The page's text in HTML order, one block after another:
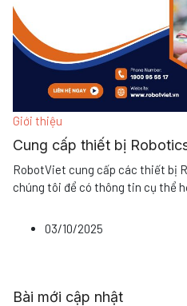
Giới thiệu
Cung cấp thiết bị
RobotViet cung cấp các thiết bị
chúng tôi để có thông tin cụ thể
03/10/2025
Bài mới cập nhật